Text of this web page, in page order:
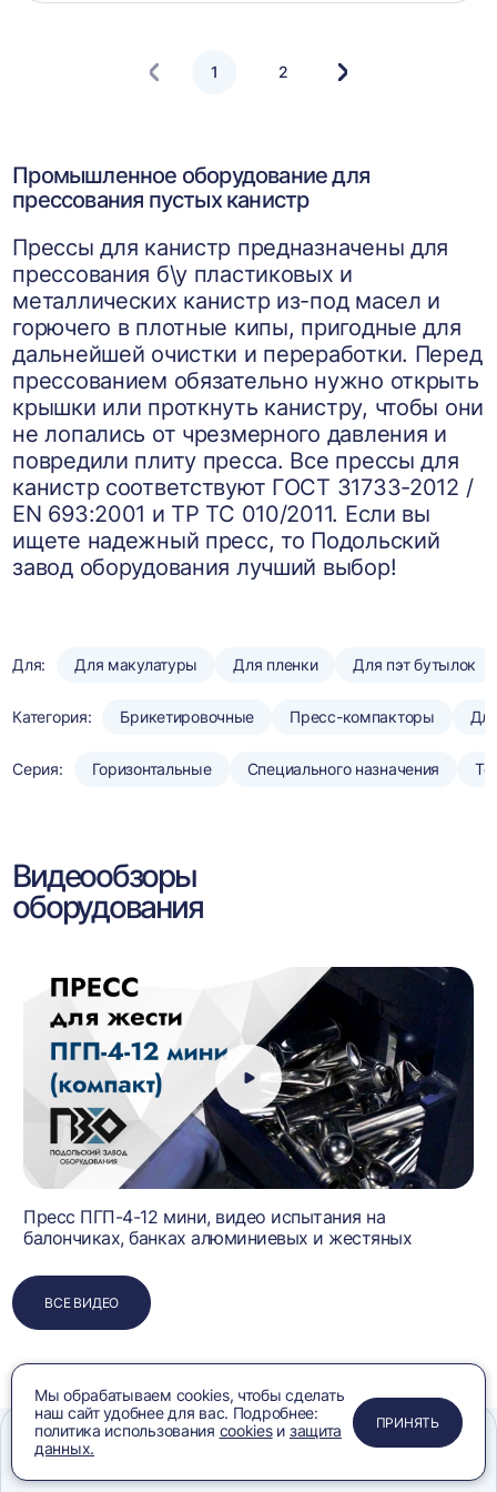
1 2
Следующая
Промышленное оборудование для
прессования пустых канистр
Прессы для канистр предназначены для
прессования б\у пластиковых и
металлических канистр из-под масел и
горючего в плотные кипы, пригодные для
дальнейшей очистки и переработки. Перед
прессованием обязательно нужно открыть
крышки или проткнуть канистру, чтобы они
не лопались от чрезмерного давления и
повредили плиту пресса. Все прессы для
канистр соответствуют ГОСТ 31733-2012 /
EN 693:2001 и ТР ТС 010/2011. Если вы
ищете надежный пресс, то Подольский
завод оборудования лучший выбор!
Для: Для макулатуры Для пленки Для пэт бутылок
Категория: Брикетировочные Пресс-компакторы
Серия: Горизонтальные Специального назначения
Видеообзоры
оборудования
Пресс ПГП-4-12 мини, видео испытания на
балончиках, банках алюминиевых и жестяных
ВСЕ ВИДЕО
ПРИМЕНИТЬ
ЗАКРЫТЬ
ЗАКРЫТЬ
ЗАКРЫТЬ
Мы обрабатываем cookies, чтобы сделать
наш сайт удобнее для вас. Подробнее:
политика использования cookiesи защита
данных.
ПРИНЯТЬ